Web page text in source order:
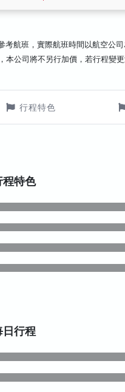
考航班，實際航班時間以航空公
本公司將不另行加價，若行程變
行程特色
程特色
日行程